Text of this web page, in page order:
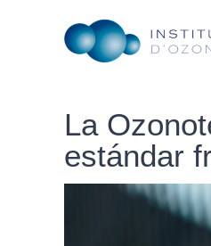
La
estándar